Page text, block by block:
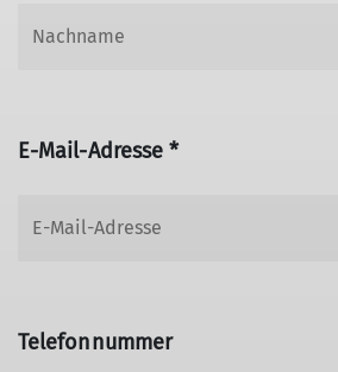
E-Mail-Adresse *
Telefonnummer